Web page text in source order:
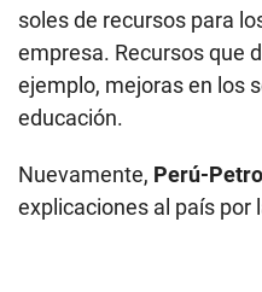
soles de recursos para
empresa. Recursos que
ejemplo, mejoras en los
educación.
Nuevamente, Perú-Petro
explicaciones al país por